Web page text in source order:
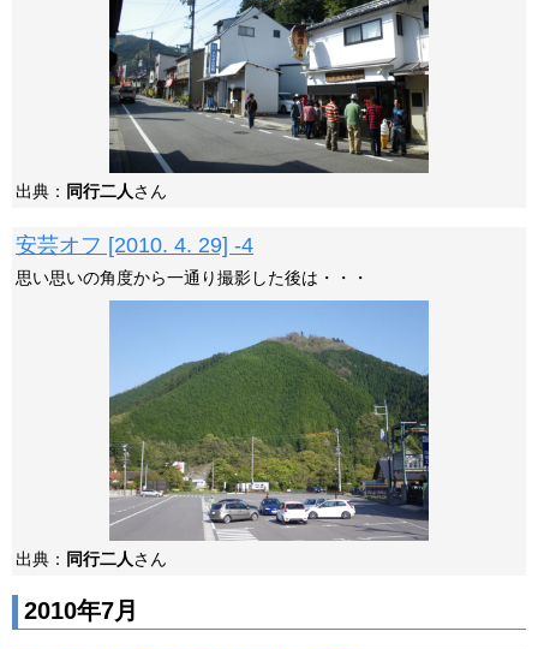
出典： 同行二人さん
安芸オフ [2010. 4. 29] -4
思い思いの角度から一通り撮影した後は・・・
出典： 同行二人さん
2010年7月